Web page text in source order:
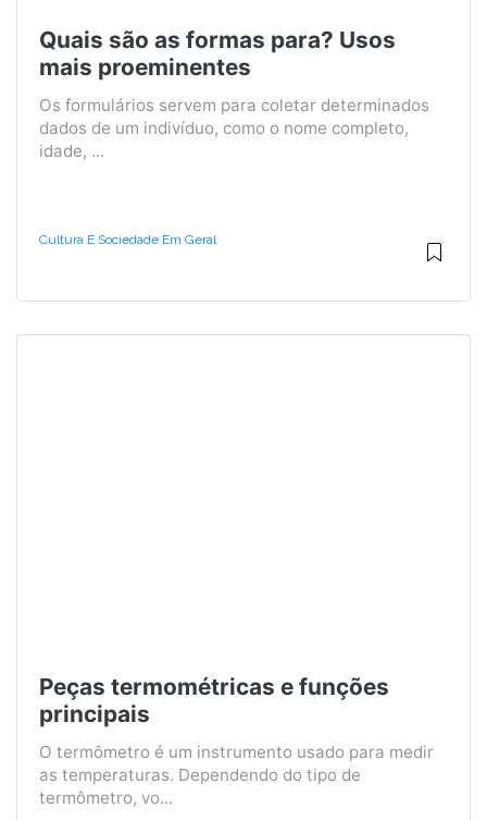
Quais são as formas para? Usos
mais proeminentes
Os formulários servem para coletar determinados
dados de um indivíduo, como o nome completo,
idade, ...
Cultura E Sociedade Em Geral
Peças termométricas e funções
principais
O termômetro é um instrumento usado para medir
as temperaturas. Dependendo do tipo de
termômetro, vo...